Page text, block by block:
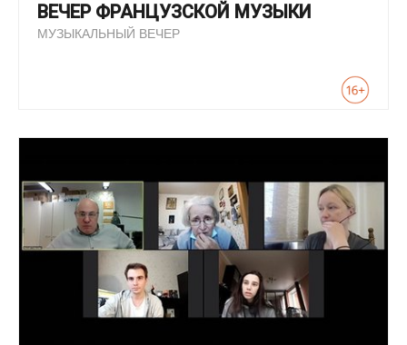
ВЕЧЕР ФРАНЦУЗСКОЙ МУЗЫКИ
МУЗЫКАЛЬНЫЙ ВЕЧЕР